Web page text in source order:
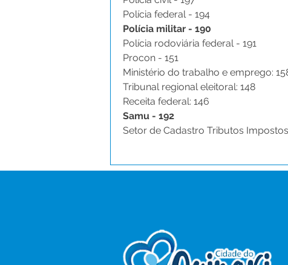
Polícia federal - 194
Polícia militar - 190
Polícia rodoviária federal - 191
Procon - 151
Ministério do trabalho e emprego:
Tribunal regional eleitoral: 148
Receita federal: 146
Samu - 192
Setor de Cadastro Tributos